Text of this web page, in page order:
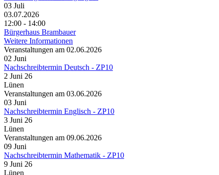
03 Juli
03.07.2026
12:00 - 14:00
Bürgerhaus Brambauer
Weitere Informationen
Veranstaltungen am 02.06.2026
02 Juni
Nachschreibtermin Deutsch - ZP10
2 Juni 26
Lünen
Veranstaltungen am 03.06.2026
03 Juni
Nachschreibtermin Englisch - ZP10
3 Juni 26
Lünen
Veranstaltungen am 09.06.2026
09 Juni
Nachschreibtermin Mathematik - ZP10
9 Juni 26
Lünen